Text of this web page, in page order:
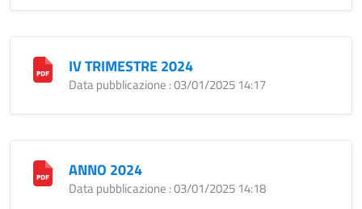
IV TRIMESTRE 2024
Data pubblicazione : 03/01/2025 14:17
ANNO 2024
Data pubblicazione : 03/01/2025 14:18